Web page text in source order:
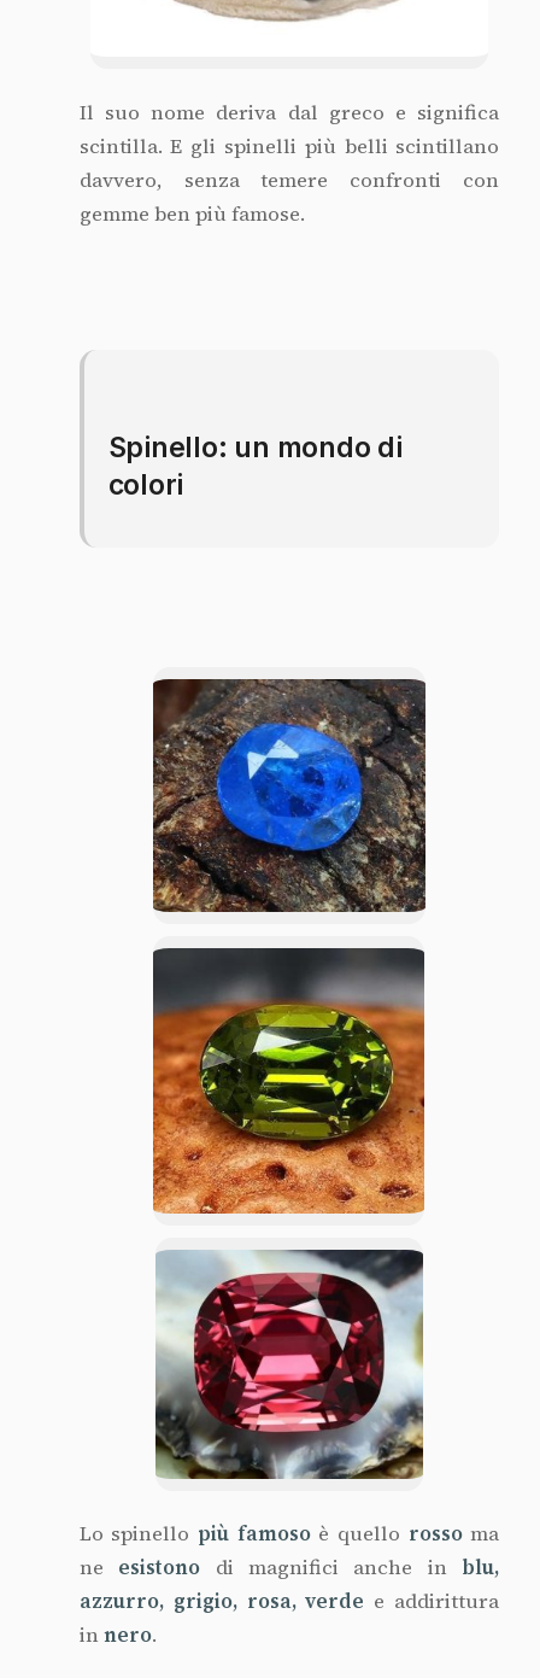
Il suo nome deriva dal greco e significa
scintilla. E gli spinelli più belli scintillano
davvero, senza temere confronti con
gemme ben più famose.
Spinello: un mondo di
colori
Lo spinello più famosoè quello rossoma
ne esistono di magnifici anche in blu,
azzurro, grigio, rosa, verde e addirittura
innero.